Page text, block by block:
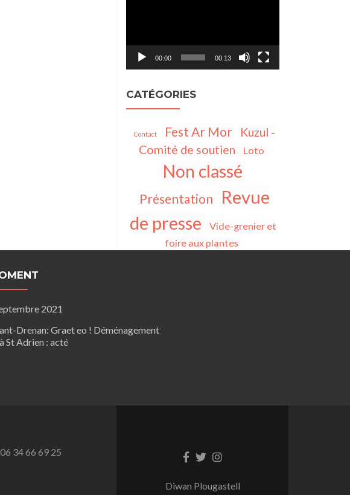
00:00 00:13
CATÉGORIES
Contact Fest Ar Mor
Kuzul -
Comité de soutien
Loto
Non classé
Présentation
Revue
de presse
Vide-grenier et
foire aux plantes
2021
Drenan: Graet eo ! Déménagement
St Adrien : acté
06 34 66 69 25
LienLienLien
Diwan Plougastell